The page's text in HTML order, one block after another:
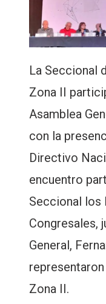
La Seccional
Zona II
Asamblea
con la
Directivo
encuentro
Seccional los
Congresales,
General,
Zona II.